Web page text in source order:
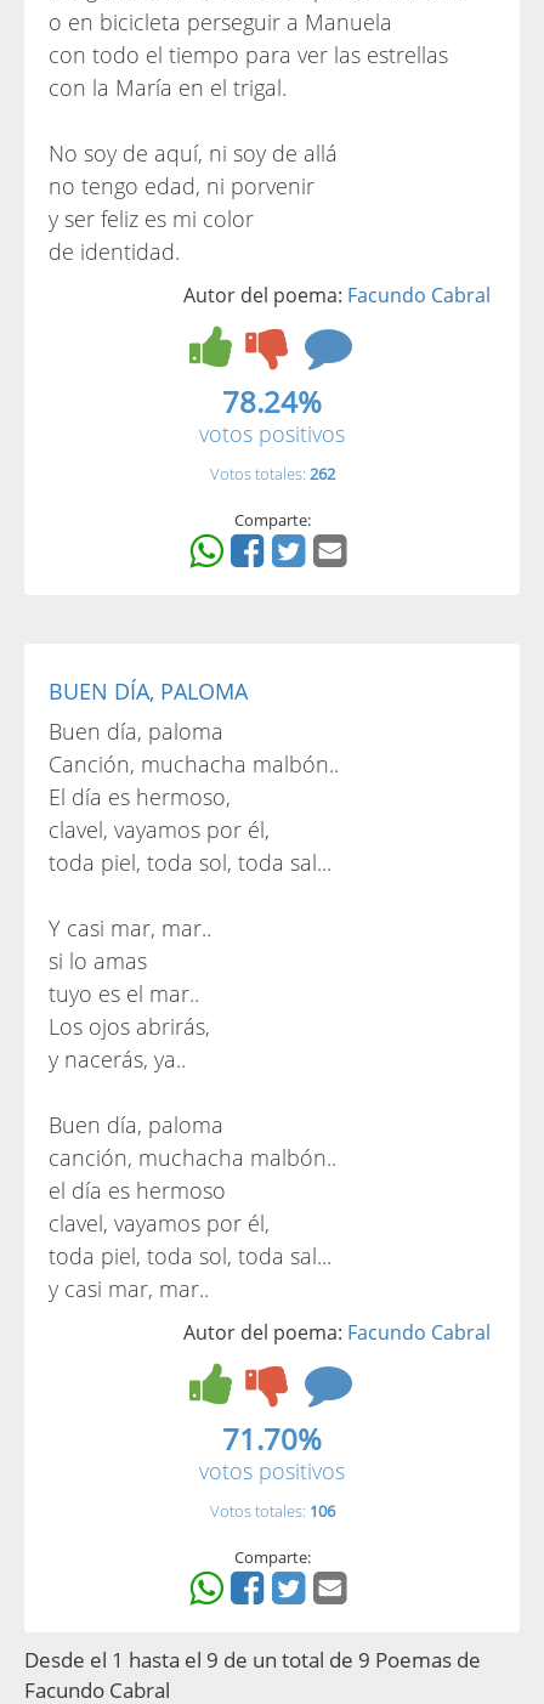
o en bicicleta perseguir a Manuela
con todo el tiempo para ver las estrellas
con la María en el trigal.
No soy de aquí, ni soy de allá
no tengo edad, ni porvenir
y ser feliz es mi color
de identidad.
Autor del poema: Facundo Cabral
78.24%
votos positivos
Votos totales: 262
Comparte:
BUEN DÍA, PALOMA
Buen día, paloma
Canción, muchacha malbón..
El día es hermoso,
clavel, vayamos por él,
toda piel, toda sol, toda sal...
Y casi mar, mar..
si lo amas
tuyo es el mar..
Los ojos abrirás,
y nacerás, ya..
Buen día, paloma
canción, muchacha malbón..
el día es hermoso
clavel, vayamos por él,
toda piel, toda sol, toda sal...
y casi mar, mar..
Autor del poema: Facundo Cabral
71.70%
votos positivos
Votos totales: 106
Comparte:
Desde el 1 hasta el 9 de un total de 9 Poemas de
Facundo Cabral